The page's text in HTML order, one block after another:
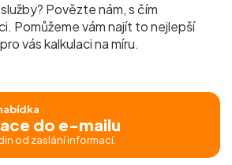
Povězte nám, s čím
Pomůžeme vám najít to nejlepší
vás kalkulaci na míru.
do e-mailu
od zaslání informací.